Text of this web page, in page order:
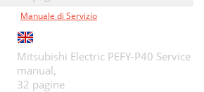
Manuale di Servizio
Mitsubishi Electric PEFY-P40 Service
manual,
32 pagine